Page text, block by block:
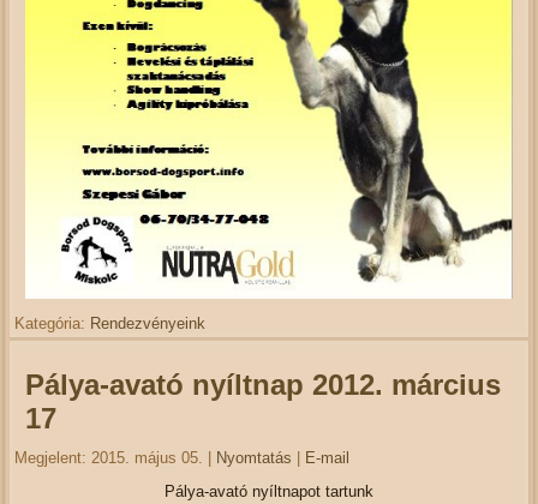
Kategória: Rendezvényeink
Pálya-avató nyíltnap 2012. március
17
Megjelent: 2015. május 05. Nyomtatás
E-mail
Pálya-avató nyíltnapot tartunk